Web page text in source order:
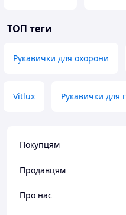
ТОП теги
Рукавички для охорони
Vitlux Рукавички для
Покупцям
Продавцям
Про нас